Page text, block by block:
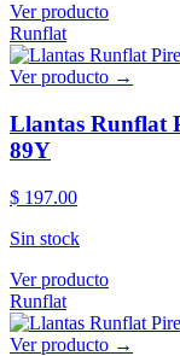
Ver producto
Runflat
Ver producto →
Llantas Runflat
89Y
$ 197.00
Sin stock
Ver producto
Runflat
Ver producto →